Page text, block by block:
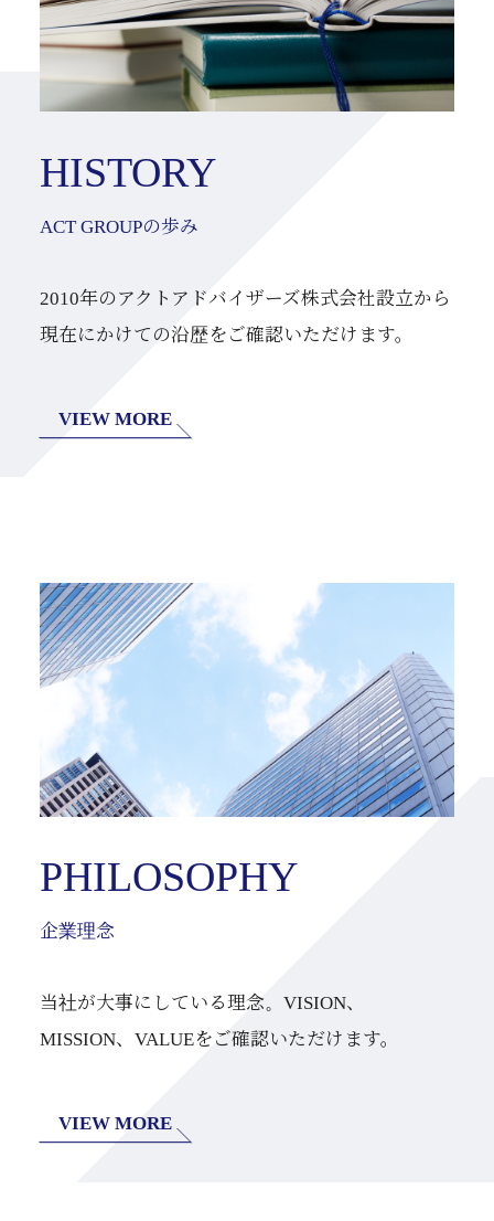
HISTORY
ACT GROUPの歩み
2010年のアクトアドバイザーズ株式会社設立から
現在にかけての沿歴をご確認いただけます。
VIEW MORE
PHILOSOPHY
企業理念
当社が大事にしている理念。VISION、
MISSION、VALUEをご確認いただけます。
VIEW MORE